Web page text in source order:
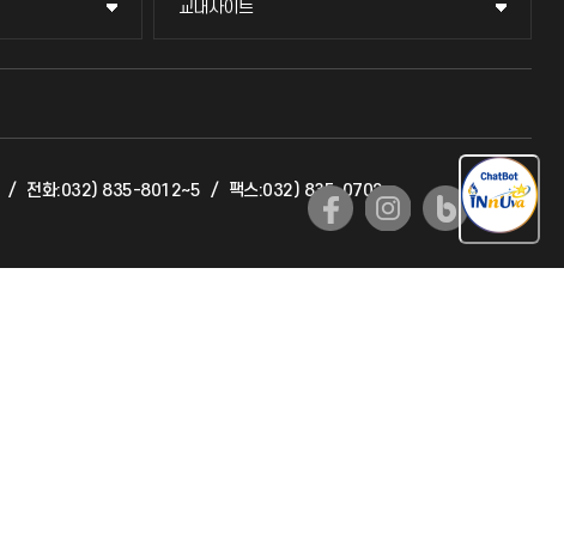
교내사이트
교내사이트
교수회
국제교류과
/ 전화:032) 835-8012~5 / 팩스:032) 835-0702